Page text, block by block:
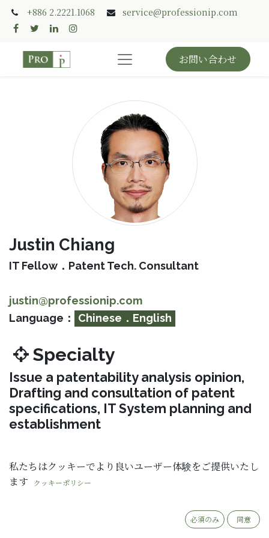
+886 2.2221.1068 service@professionip.com
お問い合わせ
Justin Chiang
IT Fellow．Patent Tech. Consultant
justin@professionip.com
Language：
Chinese．English
Specialty
Issue a patentability analysis opinion,
Drafting and consultation of patent
specifications, IT System planning and
establishment
Fields
私たちはクッキーでより良いユーザー体験をご提供いたし
ます クッキーポリシー
必須のみ 同意